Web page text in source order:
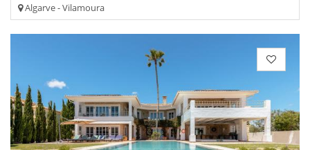
Algarve - Vilamoura